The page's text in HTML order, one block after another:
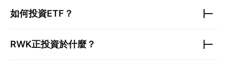
如何投資ETF？
RWK正投資於什麼？